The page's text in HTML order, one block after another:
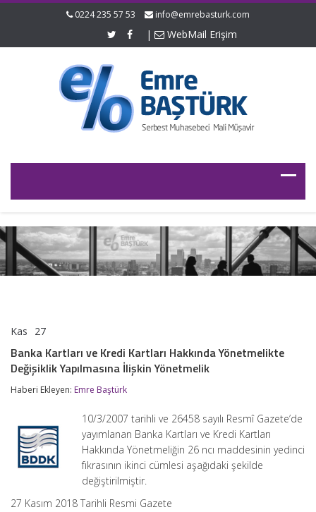
0224 235 57 53 info@emrebasturk.com
| WebMail Erişim
Kas 27
ve
Kredi
Hakkında
Değişiklik
İlişkin
Yönetmelik
Banka Kartları ve Kredi Kartları Hakkında Yönetmelikte
Değişiklik Yapılmasına İlişkin Yönetmelik
Haberi Ekleyen: Emre Baştürk
10/3/2007 tarihli ve 26458 sayılı Resmî Gazete’de
yayımlanan Banka Kartları ve Kredi Kartları
Hakkında Yönetmeliğin 26 ncı maddesinin yedinci
fıkrasının ikinci cümlesi aşağıdaki şekilde
değiştirilmiştir.
27 Kasım 2018 Tarihli Resmi Gazete